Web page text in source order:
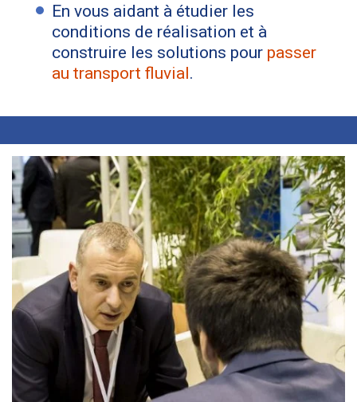
En vous aidant à étudier les
conditions de réalisation et à
construire les solutions pour passer
au transport fluvial.